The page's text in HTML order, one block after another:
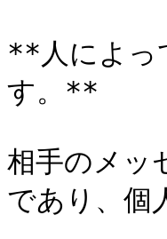
**人によっ
す。**
相手のメッ
であり、個